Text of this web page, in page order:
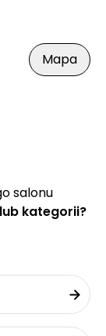
Mapa
salonu
kategorii?